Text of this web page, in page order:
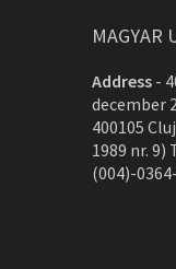
MAGYAR
Address -
december
400105
1989 nr. 9)
(004)-